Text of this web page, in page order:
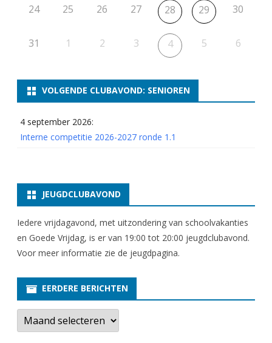
o
n
d
.
7
24 25 26 27 28 29 30
31 1 2 3 4 5 6
VOLGENDE CLUBAVOND: SENIOREN
4 september 2026:
Interne competitie 2026-2027 ronde 1.1
JEUGDCLUBAVOND
Iedere vrijdagavond, met uitzondering van schoolvakanties
en Goede Vrijdag, is er van 19:00 tot 20:00 jeugdclubavond.
Voor meer informatie zie de jeugdpagina.
EERDERE BERICHTEN
E
r